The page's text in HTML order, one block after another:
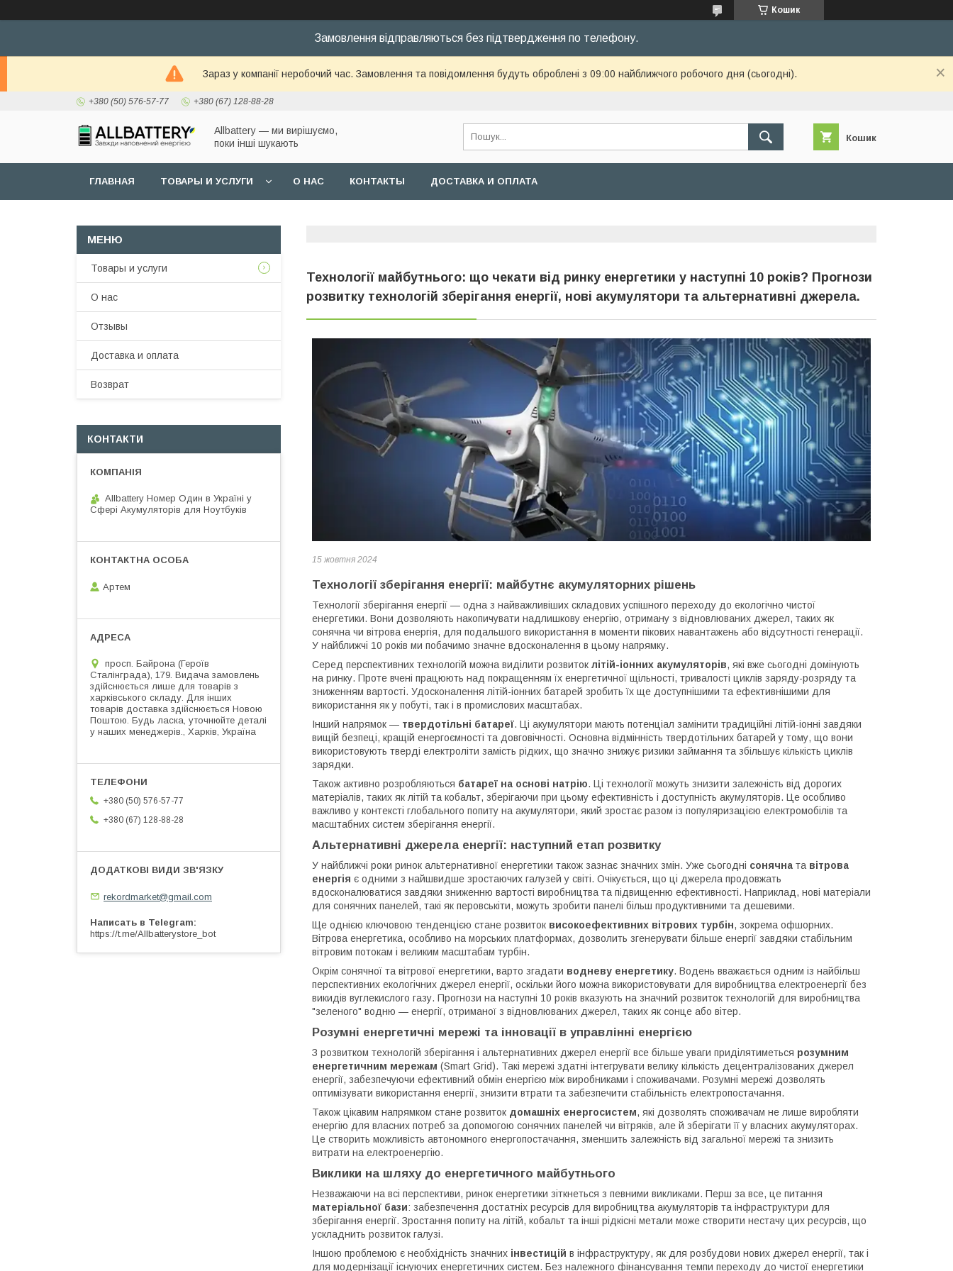
Кошик
Замовлення відправляються без підтвердження по телефону.
Зараз у компанії неробочий час. Замовлення та повідомлення будуть оброблені з 09:00 найближчого робочого дня (сьогодні).
+380 (50) 576-57-77 +380 (67) 128-88-28
Allbattery — ми вирішуємо,
поки інші шукають
Кошик
ГЛАВНАЯ ТОВАРЫ И УСЛУГИ О НАС КОНТАКТЫ ДОСТАВКА И ОПЛАТА
Технології майбутнього: що чекати від ринку енергетики у наступні 10 років? Прогнози
розвитку технологій зберігання енергії, нові акумулятори та альтернативні джерела.
15 жовтня 2024
Технології зберігання енергії: майбутнє акумуляторних рішень
Технології зберігання енергії — одна з найважливіших складових успішного переходу до екологічно чистої
енергетики. Вони дозволяють накопичувати надлишкову енергію, отриману з відновлюваних джерел, таких як
сонячна чи вітрова енергія, для подальшого використання в моменти пікових навантажень або відсутності генерації.
У найближчі 10 років ми побачимо значне вдосконалення в цьому напрямку.
Серед перспективних технологій можна виділити розвиток літій-іонних акумуляторів, які вже сьогодні домінують
на ринку. Проте вчені працюють над покращенням їх енергетичної щільності, тривалості циклів заряду-розряду та
зниженням вартості. Удосконалення літій-іонних батарей зробить їх ще доступнішими та ефективнішими для
використання як у побуті, так і в промислових масштабах.
Інший напрямок — твердотільні батареї. Ці акумулятори мають потенціал замінити традиційні літій-іонні завдяки
вищій безпеці, кращій енергоємності та довговічності. Основна відмінність твердотільних батарей у тому, що вони
використовують тверді електроліти замість рідких, що значно знижує ризики займання та збільшує кількість циклів
зарядки.
Також активно розробляються батареї на основі натрію. Ці технології можуть знизити залежність від дорогих
матеріалів, таких як літій та кобальт, зберігаючи при цьому ефективність і доступність акумуляторів. Це особливо
важливо у контексті глобального попиту на акумулятори, який зростає разом із популяризацією електромобілів та
масштабних систем зберігання енергії.
Альтернативні джерела енергії: наступний етап розвитку
У найближчі роки ринок альтернативної енергетики також зазнає значних змін. Уже сьогодні сонячна та вітрова
енергія є одними з найшвидше зростаючих галузей у світі. Очікується, що ці джерела продовжать
вдосконалюватися завдяки зниженню вартості виробництва та підвищенню ефективності. Наприклад, нові матеріали
для сонячних панелей, такі як перовськіти, можуть зробити панелі більш продуктивними та дешевими.
Ще однією ключовою тенденцією стане розвиток високоефективних вітрових турбін, зокрема офшорних.
Вітрова енергетика, особливо на морських платформах, дозволить згенерувати більше енергії завдяки стабільним
вітровим потокам і великим масштабам турбін.
Окрім сонячної та вітрової енергетики, варто згадати водневу енергетику. Водень вважається одним із найбільш
перспективних екологічних джерел енергії, оскільки його можна використовувати для виробництва електроенергії без
викидів вуглекислого газу. Прогнози на наступні 10 років вказують на значний розвиток технологій для виробництва
"зеленого" водню — енергії, отриманої з відновлюваних джерел, таких як сонце або вітер.
Розумні енергетичні мережі та інновації в управлінні енергією
З розвитком технологій зберігання і альтернативних джерел енергії все більше уваги приділятиметься розумним
енергетичним мережам (Smart Grid). Такі мережі здатні інтегрувати велику кількість децентралізованих джерел
енергії, забезпечуючи ефективний обмін енергією між виробниками і споживачами. Розумні мережі дозволять
оптимізувати використання енергії, знизити втрати та забезпечити стабільність електропостачання.
Також цікавим напрямком стане розвиток домашніх енергосистем, які дозволять споживачам не лише виробляти
енергію для власних потреб за допомогою сонячних панелей чи вітряків, але й зберігати її у власних акумуляторах.
Це створить можливість автономного енергопостачання, зменшить залежність від загальної мережі та знизить
витрати на електроенергію.
Виклики на шляху до енергетичного майбутнього
Незважаючи на всі перспективи, ринок енергетики зіткнеться з певними викликами. Перш за все, це питання
матеріальної бази: забезпечення достатніх ресурсів для виробництва акумуляторів та інфраструктури для
зберігання енергії. Зростання попиту на літій, кобальт та інші рідкісні метали може створити нестачу цих ресурсів, що
ускладнить розвиток галузі.
Іншою проблемою є необхідність значних інвестицій в інфраструктуру, як для розбудови нових джерел енергії, так і
для модернізації існуючих енергетичних систем. Без належного фінансування темпи переходу до чистої енергетики
Товары и услуги
О нас
Отзывы
Доставка и оплата
Возврат
КОНТАКТИ
Allbattery Номер Один в Україні у
Сфері Акумуляторів для Ноутбуків
Артем
просп. Байрона (Героїв
Сталінграда), 179. Видача замовлень
здійснюється лише для товарів з
харківського складу. Для інших
товарів доставка здійснюється Новою
Поштою. Будь ласка, уточнюйте деталі
у наших менеджерів., Харків, Україна
+380 (50) 576-57-77
+380 (67) 128-88-28
rekordmarket@gmail.com
Написать в Telegram
https://t.me/Allbatterystore_bot